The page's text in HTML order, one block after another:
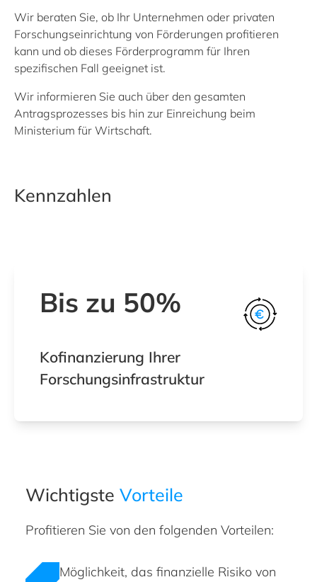
Wir beraten Sie, ob Ihr Unternehmen oder privaten
Forschungseinrichtung von Förderungen profitieren
kann und ob dieses Förderprogramm für Ihren
spezifischen Fall geeignet ist.
Wir informieren Sie auch über den gesamten
Antragsprozesses bis hin zur Einreichung beim
Ministerium für Wirtschaft.
Kennzahlen
Bis zu 50%
Kofinanzierung Ihrer
Forschungsinfrastruktur
Wichtigste Vorteile
Profitieren Sie von den folgenden Vorteilen:
Möglichkeit, das finanzielle Risiko von